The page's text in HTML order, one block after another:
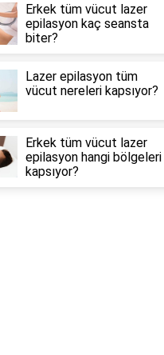
Erkek tüm vücut lazer
epilasyon kaç seansta
biter?
Lazer epilasyon tüm
vücut nereleri kapsıyor?
Erkek tüm vücut lazer
epilasyon hangi bölgeleri
kapsıyor?